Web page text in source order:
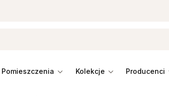
pomieszczenia kolekcje producenci